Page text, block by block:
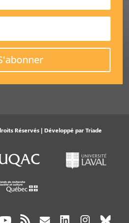
Réservés | Développé parTriade